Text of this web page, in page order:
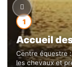
1
Accueil
Centre équestre
les chevaux et